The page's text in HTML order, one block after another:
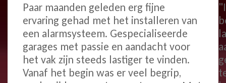
Paar maanden geleden erg fijne
ervaring gehad met het installeren van
een alarmsysteem. Gespecialiseerde
garages met passie en aandacht voor
het vak zijn steeds lastiger te vinden.
Vanaf het begin was er veel begrip,